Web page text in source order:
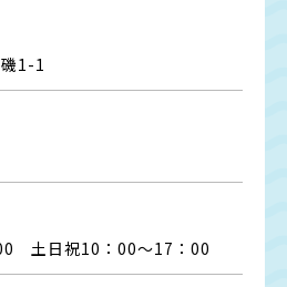
1-1
土日祝10：00～17：00